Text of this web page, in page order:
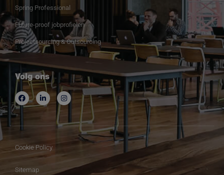
Spring Professional
Future-proof jobprofielen
Projectsourcing & Outsourcing
Volg ons
Cookie Policy
Sitemap